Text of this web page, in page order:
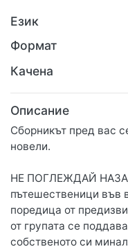
Език
Формат
Качена
Описание
Сборникът пред вас
новели.
НЕ ПОГЛЕЖДАЙ
пътешественици във
поредица от
от групата се
собственото си